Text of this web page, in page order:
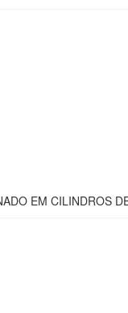
EM CILINDROS